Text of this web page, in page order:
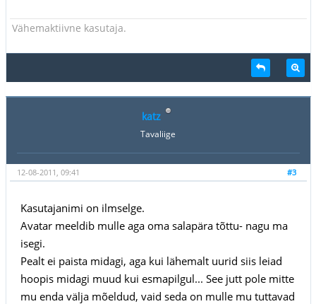
Vähemaktiivne kasutaja.
katz
Tavaliige
#3
12-08-2011, 09:41
Kasutajanimi on ilmselge.
Avatar meeldib mulle aga oma salapära tõttu- nagu ma
isegi.
Pealt ei paista midagi, aga kui lähemalt uurid siis leiad
hoopis midagi muud kui esmapilgul... See jutt pole mitte
mu enda välja mõeldud, vaid seda on mulle mu tuttavad